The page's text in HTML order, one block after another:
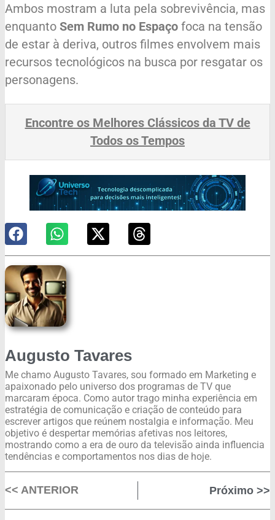
Ambos mostram a luta pela sobrevivência, mas
enquanto Sem Rumo no Espaço foca na tensão
de estar à deriva, outros filmes envolvem mais
recursos tecnológicos na busca por resgatar os
personagens.
Encontre os Melhores Clássicos da TV de
Todos os Tempos
Augusto Tavares
Me chamo Augusto Tavares, sou formado em Marketing e
apaixonado pelo universo dos programas de TV que
marcaram época. Como autor trago minha experiência em
estratégia de comunicação e criação de conteúdo para
escrever artigos que reúnem nostalgia e informação. Meu
objetivo é despertar memórias afetivas nos leitores,
mostrando como a era de ouro da televisão ainda influencia
tendências e comportamentos nos dias de hoje.
<< ANTERIOR Próximo >>